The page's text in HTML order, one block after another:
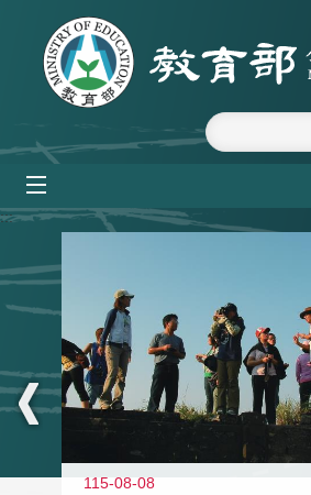
跳到主要內容區塊
:::
115-08-08